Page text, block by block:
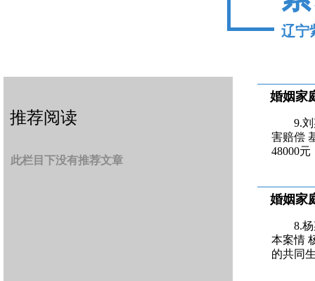
辽宁
推荐阅读
此栏目下没有推荐文章
婚姻家
9.
害赔偿
48000
婚姻家
8.
本案情
的共同